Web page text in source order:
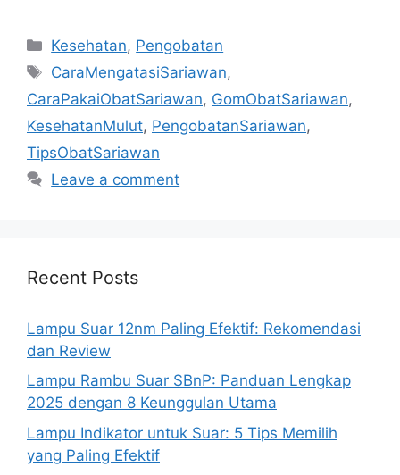
Categories
Kesehatan, Pengobatan
Tags
CaraMengatasiSariawan,
CaraPakaiObatSariawan, GomObatSariawan,
KesehatanMulut, PengobatanSariawan,
TipsObatSariawan
Leave a comment
Recent Posts
Lampu Suar 12nm Paling Efektif: Rekomendasi
dan Review
Lampu Rambu Suar SBnP: Panduan Lengkap
2025 dengan 8 Keunggulan Utama
Lampu Indikator untuk Suar: 5 Tips Memilih
yang Paling Efektif